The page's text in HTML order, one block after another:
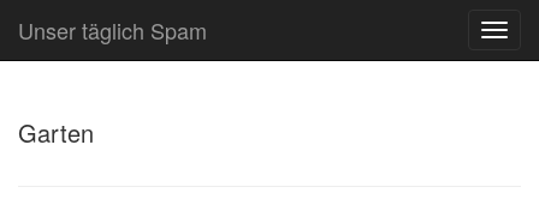
Unser täglich Spam
Garten